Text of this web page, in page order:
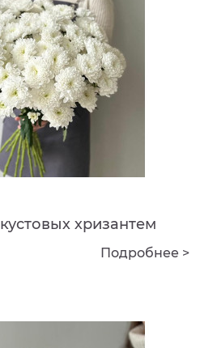
хризантем
Подробнее >